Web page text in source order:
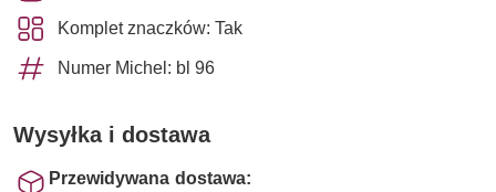
Komplet znaczków: Tak
Numer Michel: bl 96
Wysyłka i dostawa
Przewidywana dostawa: